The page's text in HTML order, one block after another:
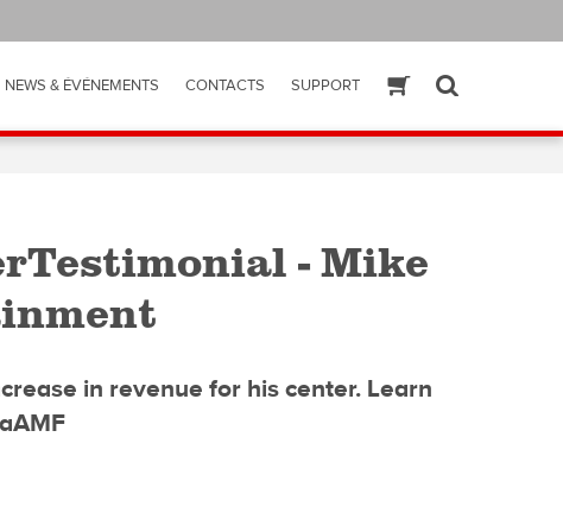
NEWS & ÉVÉNEMENTS CONTACTS SUPPORTESHOP
- Mike
in revenue for his center. Learn